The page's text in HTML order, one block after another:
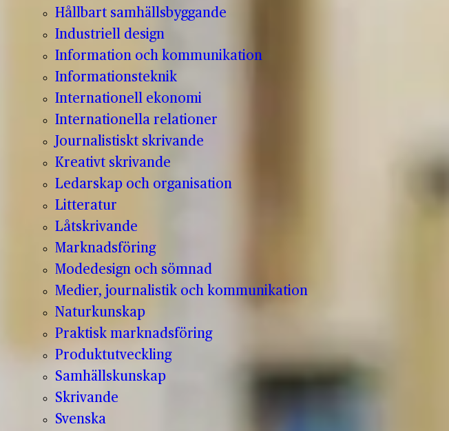
Hållbart samhällsbyggande
Industriell design
Information och kommunikation
Informationsteknik
Internationell ekonomi
Internationella relationer
Journalistiskt skrivande
Kreativt skrivande
Ledarskap och organisation
Litteratur
Låtskrivande
Marknadsföring
Modedesign och sömnad
Medier, journalistik och kommunikation
Naturkunskap
Praktisk marknadsföring
Produktutveckling
Samhällskunskap
Skrivande
Svenska